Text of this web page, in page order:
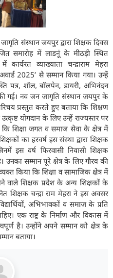
संस्थान जयपुर द्वारा शिक्षक दिवस
समारोह में लाडनूं के मीठड़ी स्थित
व्याख्याता चन्द्राराम मेहरा
2025’ से सम्मान किया गया। उन्हें
पत्र, शॉल, बॉलपेन, डायरी, अभिनंदन
की गई। नव जन जागृति संस्थान जयपुर के
प्रस्तुत करते हुए बताया कि शिक्षण
योगदान के लिए उन्हें राज्यस्तर पर
कि शिक्षा जगत व समाज सेवा के क्षेत्र में
का हरवर्ष इस संस्था द्वारा शिक्षक
इस वर्ष फिरवासी निवासी शिक्षक
उनका सम्मान पूरे क्षेत्र के लिए गौरव की
किया कि शिक्षा व सामाजिक क्षेत्र में
वाले शिक्षक प्रदेश के अन्य शिक्षकों के
शिक्षक चन्द्रा राम मेहरा ने इस अवसर
अभिभावकों व समाज के प्रति
एक राष्ट्र के निर्माण और विकास में
है। उन्होंने अपने सम्मान को क्षेत्र के
बताया।